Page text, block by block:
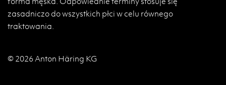
zasadniczo do wszystkich płci w celu równego
traktowania.
© 2026 Anton Häring KG